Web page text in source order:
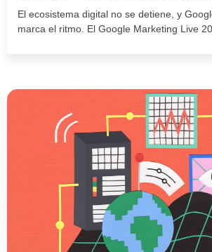
El ecosistema digital no se detiene, y
marca el ritmo. El Google Marketing Live